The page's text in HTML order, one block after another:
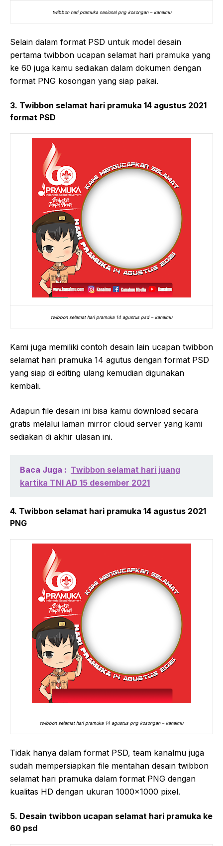
twibbon hari pramuka nasional png kosongan – kanalmu
Selain dalam format PSD untuk model desain
pertama twibbon ucapan selamat hari pramuka yang
ke 60 juga kamu sediakan dalam dokumen dengan
format PNG kosongan yang siap pakai.
3. Twibbon selamat hari pramuka 14 agustus 2021
format PSD
twibbon selamat hari pramuka 14 agustus psd – kanalmu
Kami juga memiliki contoh desain lain ucapan twibbon
selamat hari pramuka 14 agutus dengan format PSD
yang siap di editing ulang kemudian digunakan
kembali.
Adapun file desain ini bisa kamu download secara
gratis melalui laman mirror cloud server yang kami
sediakan di akhir ulasan ini.
Baca Juga : Twibbon selamat hari juang
kartika TNI AD 15 desember 2021
4. Twibbon selamat hari pramuka 14 agustus 2021
PNG
twibbon selamat hari pramuka 14 agustus png kosongan – kanalmu
Tidak hanya dalam format PSD, team kanalmu juga
sudah mempersiapkan file mentahan desain twibbon
selamat hari pramuka dalam format PNG dengan
kualitas HD dengan ukuran 1000×1000 pixel.
5. Desain twibbon ucapan selamat hari pramuka ke
60 psd